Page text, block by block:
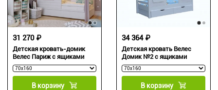
Детская кровать-домик
Велес Париж с ящиками
31 270 ₽
В корзину
Детская кровать Велес
Домик №2 с ящиками
34 364 ₽
В корзину